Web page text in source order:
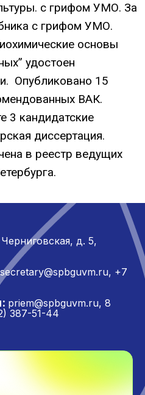
с грифом УМО. За
с грифом УМО.
основы
удостоен
Опубликовано 15
ВАК.
3 кандидатские
диссертация.
в реестр ведущих
Черниговская, д. 5,
secretary@spbguvm.ru, +7
priem@spbguvm.ru, 8
387-51-44